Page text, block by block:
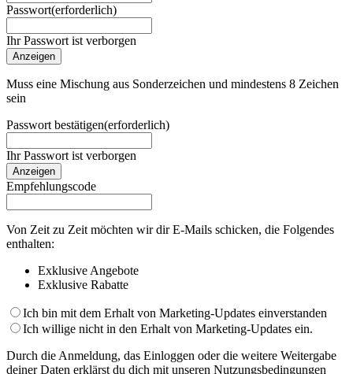
Passwort(erforderlich)
Ihr Passwort ist verborgen
Anzeigen
Muss eine Mischung aus Sonderzeichen und mindestens 8 Zeichen
sein
Passwort bestätigen(erforderlich)
Ihr Passwort ist verborgen
Anzeigen
Empfehlungscode
Von Zeit zu Zeit möchten wir dir E-Mails schicken, die Folgendes
enthalten:
Exklusive Angebote
Exklusive Rabatte
Ich bin mit dem Erhalt von Marketing-Updates einverstanden
Ich willige nicht in den Erhalt von Marketing-Updates ein.
Durch die Anmeldung, das Einloggen oder die weitere Weitergabe
deiner Daten erklärst du dich mit unseren Nutzungsbedingungen